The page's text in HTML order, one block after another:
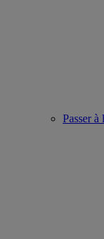
Passer